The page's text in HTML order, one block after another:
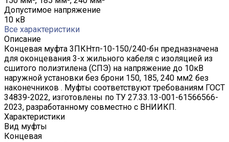
Допустимое напряжение
10 кВ
Все характеристики
Описание
Концевая муфта 3ПКНтп-10-150/240-бн предназначена
для оконцевания 3-х жильного кабеля с изоляцией из
сшитого полиэтилена (СПЭ) на напряжение до 10кВ
наружной установки без брони 150, 185, 240 мм2 без
наконечников . Муфты соответствуют требованиям ГОСТ
34839-2022, изготовлены по ТУ 27.33.13-001-61566566-
2023, разработанному совместно с ВНИИКП.
Характеристики
Вид муфты
Концевая